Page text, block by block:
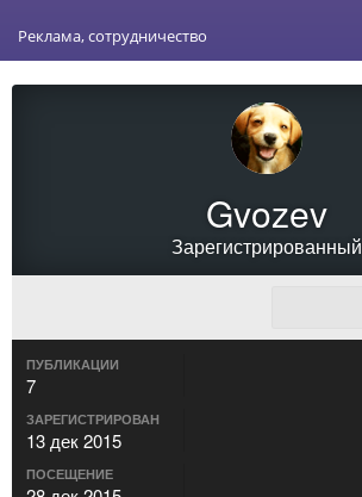
Реклама, сотрудничество
Gvozev
Зарегистрированный
ПУБЛИКАЦИИ
7
ЗАРЕГИСТРИРОВАН
13 дек 2015
ПОСЕЩЕНИЕ